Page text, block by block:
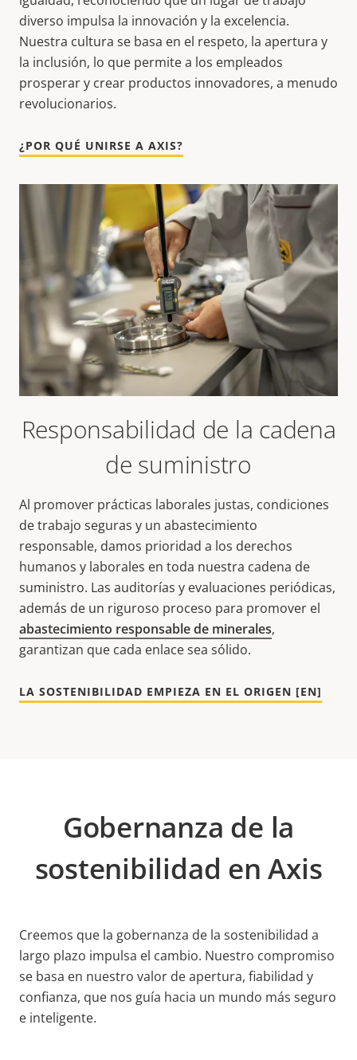
diverso impulsa la innovación y la excelencia.
Nuestra cultura se basa en el respeto, la apertura y
la inclusión, lo que permite a los empleados
prosperar y crear productos innovadores, a menudo
revolucionarios.
¿POR QUÉ UNIRSE A AXIS?
Responsabilidad de la cadena
de suministro
Al promover prácticas laborales justas, condiciones
de trabajo seguras y un abastecimiento
responsable, damos prioridad a los derechos
humanos y laborales en toda nuestra cadena de
suministro. Las auditorías y evaluaciones periódicas,
además de un riguroso proceso para promover el
abastecimiento responsable de minerales,
garantizan que cada enlace sea sólido.
LA SOSTENIBILIDAD EMPIEZA EN EL ORIGEN [EN]
Gobernanza de la
sostenibilidad en Axis
Creemos que la gobernanza de la sostenibilidad a
largo plazo impulsa el cambio. Nuestro compromiso
se basa en nuestro valor de apertura, fiabilidad y
confianza, que nos guía hacia un mundo más seguro
e inteligente.